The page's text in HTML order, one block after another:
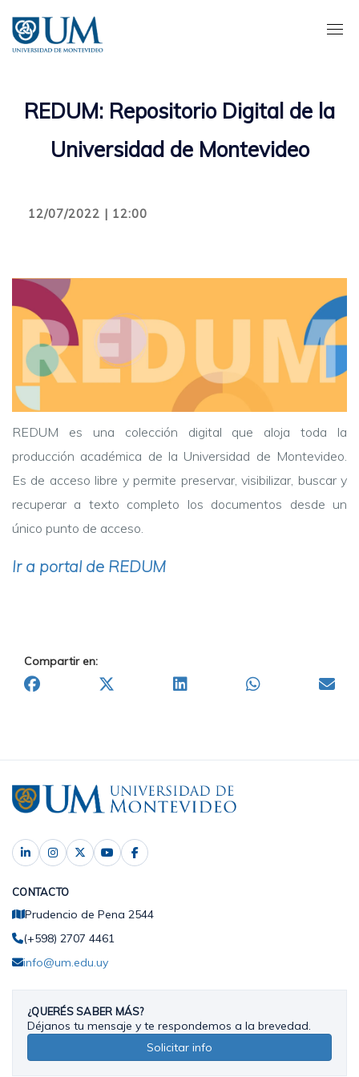
contenido
principal
REDUM: Repositorio Digital de la
Universidad de Montevideo
12/07/2022 | 12:00
REDUM es una colección digital que aloja toda la
producción académica de la Universidad de Montevideo.
Es de acceso libre y permite preservar, visibilizar, buscar y
recuperar a texto completo los documentos desde un
único punto de acceso.
Ir a portal de REDUM
Compartir en:
CONTACTO
Prudencio de Pena 2544
(+598) 2707 4461
info@um.edu.uy
¿QUERÉS SABER MÁS?
Déjanos tu mensaje y te respondemos a la brevedad.
Solicitar info